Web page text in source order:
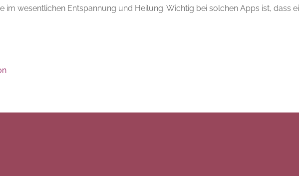
im wesentlichen Entspannung und Heilung. Wichtig bei solchen Apps ist, dass